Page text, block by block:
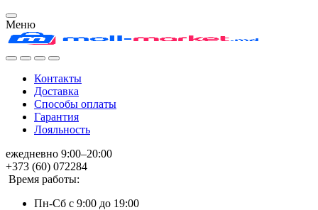
Меню
Контакты
Доставка
Способы оплаты
Гарантия
Лояльность
ежедневно 9:00–20:00
+373 (60) 072284
Время работы:
Пн-Сб с 9:00 до 19:00